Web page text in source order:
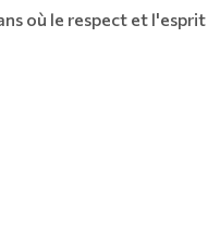
où le respect et l'esprit